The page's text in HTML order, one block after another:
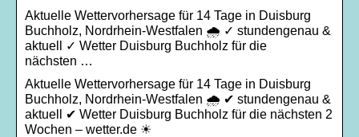
Aktuelle Wettervorhersage für 14 Tage in Duisburg
Buchholz, Nordrhein-Westfalen 🌧️ ✓ stundengenau &
aktuell ✓ Wetter Duisburg Buchholz für die
nächsten …
Aktuelle Wettervorhersage für 14 Tage in Duisburg
Buchholz, Nordrhein-Westfalen 🌧️ ✔ stundengenau &
aktuell ✔ Wetter Duisburg Buchholz für die nächsten 2
Wochen – wetter.de ☀